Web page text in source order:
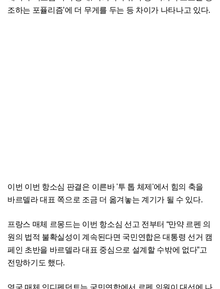
조하는 포퓰리즘’에 더 무게를 두는 등 차이가 나타나고 있다.
이번 이번 항소심 판결은 이른바 '투 톱 체제'에서 힘의 축을
바르델라 대표 쪽으로 조금 더 옮겨놓는 계기가 될 수 있다.
프랑스 매체 르몽드는 이번 항소심 선고 전부터 “만약 르펜 의
원의 법적 불확실성이 계속된다면 국민연합은 대통령 선거 캠
페인 초반을 바르델라 대표 중심으로 설계할 수밖에 없다”고
전망하기도 했다.
영국 매체 인디펜던트는 국민연합에서 르펜 의원이 대선에 나